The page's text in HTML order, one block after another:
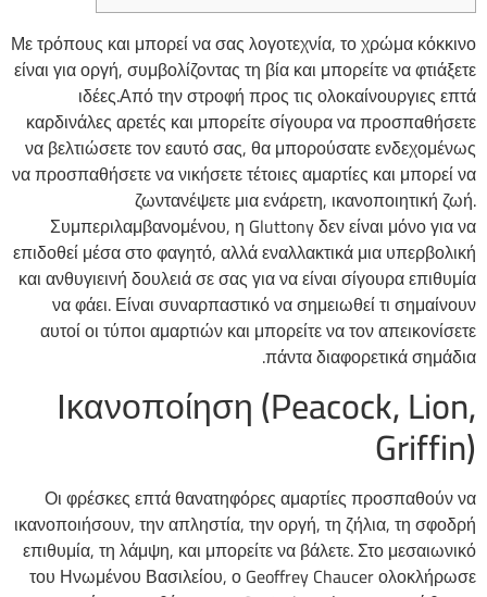
Με τρόπους και μπορεί να σας λογοτεχνία, το χρώμα κόκκινο
είναι για οργή, συμβολίζοντας τη βία και μπορείτε να φτιάξετε
ιδέες.Από την στροφή προς τις ολοκαίνουργιες επτά
καρδινάλες αρετές και μπορείτε σίγουρα να προσπαθήσετε
να βελτιώσετε τον εαυτό σας, θα μπορούσατε ενδεχομένως
να προσπαθήσετε να νικήσετε τέτοιες αμαρτίες και μπορεί να
ζωντανέψετε μια ενάρετη, ικανοποιητική ζωή.
Συμπεριλαμβανομένου, η Gluttony δεν είναι μόνο για να
επιδοθεί μέσα στο φαγητό, αλλά εναλλακτικά μια υπερβολική
και ανθυγιεινή δουλειά σε σας για να είναι σίγουρα επιθυμία
να φάει. Είναι συναρπαστικό να σημειωθεί τι σημαίνουν
αυτοί οι τύποι αμαρτιών και μπορείτε να τον απεικονίσετε
πάντα διαφορετικά σημάδια.
Ικανοποίηση (Peacock, Lion,
Griffin)
Οι φρέσκες επτά θανατηφόρες αμαρτίες προσπαθούν να
ικανοποιήσουν, την απληστία, την οργή, τη ζήλια, τη σφοδρή
επιθυμία, τη λάμψη, και μπορείτε να βάλετε. Στο μεσαιωνικό
του Ηνωμένου Βασιλείου, ο Geoffrey Chaucer ολοκλήρωσε